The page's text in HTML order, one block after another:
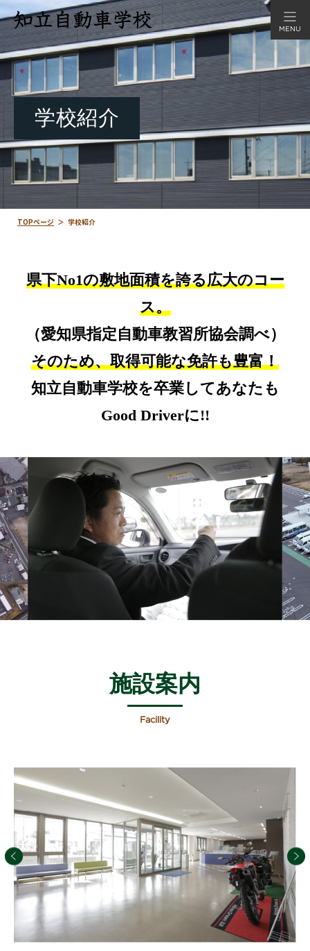
MENU
学校紹介
TOPページ ＞ 学校紹介
県下No1の敷地面積を誇る広大のコー
ス。
（愛知県指定自動車教習所協会調べ）
そのため、取得可能な免許も豊富！
知立自動車学校を卒業してあなたも
Good Driverに!!
施設案内
Facility